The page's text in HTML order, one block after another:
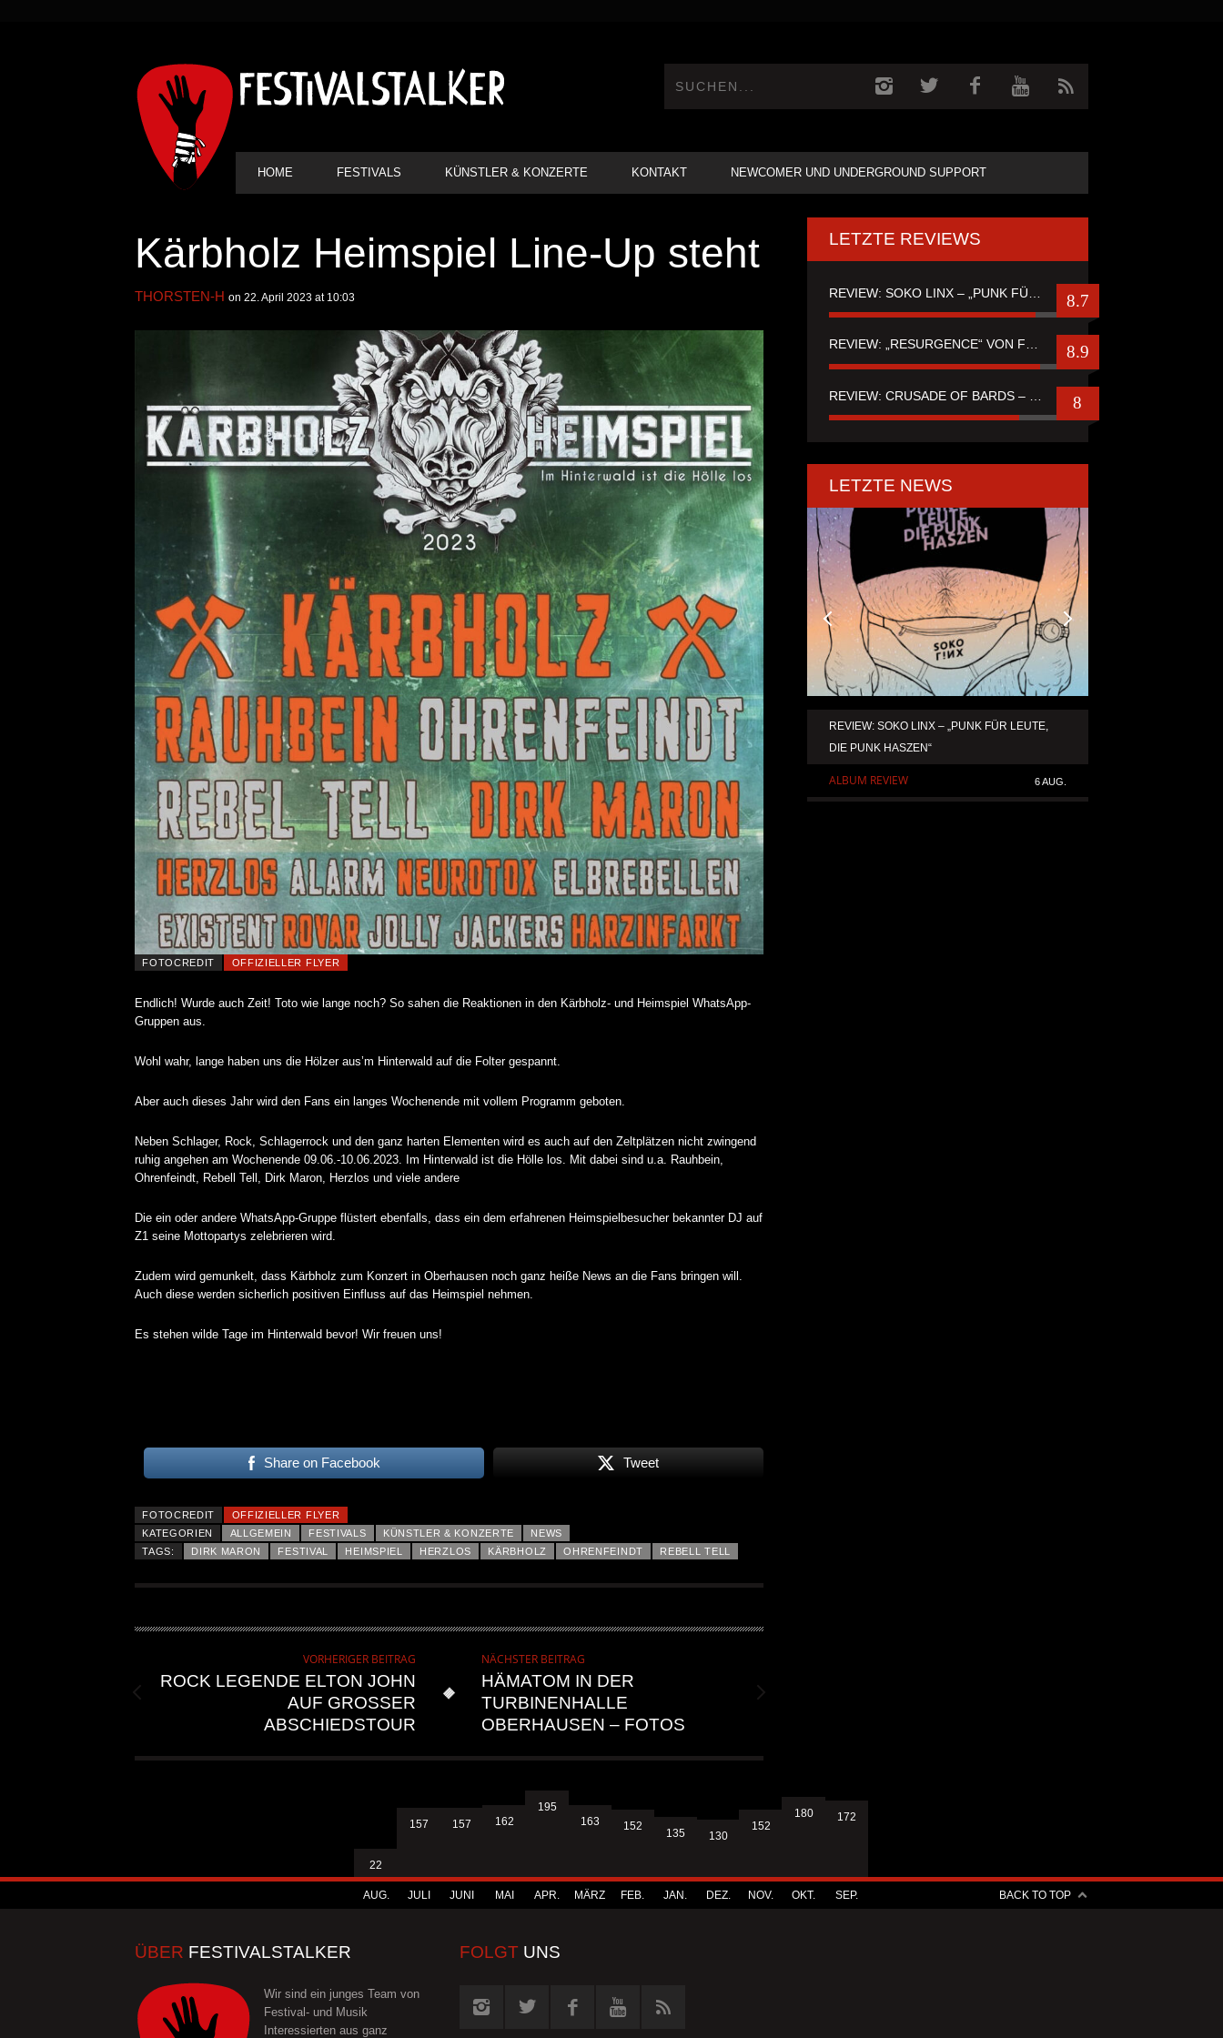
HAUPT-
NAVIGATION
HOME FESTIVALS KÜNSTLER & KONZERTE KONTAKT NEWCOMER UND UNDERGROUND SUPPORT
Kärbholz Heimspiel Line-Up steht
THORSTEN-H on 22. April 2023 at 10:03
FOTOCREDIT OFFIZIELLER FLYER
Endlich! Wurde auch Zeit! Toto wie lange noch? So sahen die Reaktionen in den Kärbholz- und Heimspiel WhatsApp-
Gruppen aus.
Wohl wahr, lange haben uns die Hölzer aus’m Hinterwald auf die Folter gespannt.
Aber auch dieses Jahr wird den Fans ein langes Wochenende mit vollem Programm geboten.
Neben Schlager, Rock, Schlagerrock und den ganz harten Elementen wird es auch auf den Zeltplätzen nicht zwingend
ruhig angehen am Wochenende 09.06.-10.06.2023. Im Hinterwald ist die Hölle los. Mit dabei sind u.a. Rauhbein,
Ohrenfeindt, Rebell Tell, Dirk Maron, Herzlos und viele andere
Die ein oder andere WhatsApp-Gruppe flüstert ebenfalls, dass ein dem erfahrenen Heimspielbesucher bekannter DJ auf
Z1 seine Mottopartys zelebrieren wird.
Zudem wird gemunkelt, dass Kärbholz zum Konzert in Oberhausen noch ganz heiße News an die Fans bringen will.
Auch diese werden sicherlich positiven Einfluss auf das Heimspiel nehmen.
Es stehen wilde Tage im Hinterwald bevor! Wir freuen uns!
Share on Facebook Tweet
FOTOCREDIT
OFFIZIELLER FLYER
KATEGORIEN
ALLGEMEIN FESTIVALS KÜNSTLER & KONZERTE
NEWS
TAGS:
DIRK MARON FESTIVAL HEIMSPIEL HERZLOS KÄRBHOLZ OHRENFEINDT REBELL TELL
VORHERIGER BEITRAG
ROCK LEGENDE ELTON JOHN
AUF GROSSER A
BSCHIEDSTOUR
NÄCHSTER BEITRAG
HÄMATOM IN DER
TURBINENHALLE
OBERHAUSEN – FOTOS
LETZTE REVIEWS
8.7
REVIEW: „RESURGENCE“ VON FUTURE PALACE 8.9
8
LETZTE NEWS
REVIEW: SOKO LINX – „PUNK FÜR LEUTE,
DIE PUNK HASZEN“
ALBUM REVIEW 6 AUG.
IGNEA DROPPT DIE ZWEITE SINGLE
„DARKNESS“
ALLGEMEIN
KRIS BARRAS BAND VERÖFFENTLICHT
NEUE SINGLE „BEAUTIFUL
ALLGEMEIN 6 AUG.
22
AUG.
157
JULI
157
JUNI
162
MAI
195
APR.
163
MÄRZ
152
FEB.
135
JAN.
130
DEZ.
152
NOV.
180
OKT.
172
SEP. BACK TO TOP
ÜBER FESTIVALSTALKER
Wir sind ein junges Team von
Festival- und Musik
Interessierten aus ganz
FOLGT UNS